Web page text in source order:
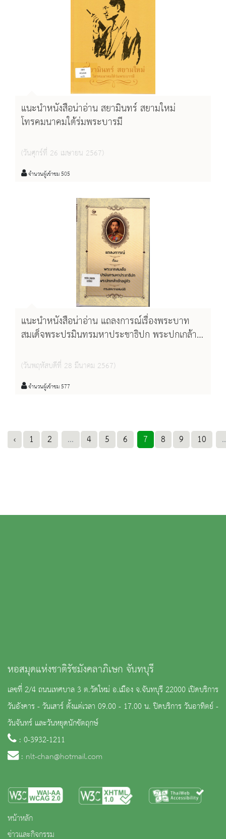
แนะนำหนังสือน่าอ่าน สยามินทร์ สยามใหม่
โทรคมนาคมใต้ร่มพระบารมี
(วันศุกร์ที่ 26 เมษายน 2567)
จำนวนผู้เข้าชม 505
แนะนำหนังสือน่าอ่าน แถลงการณ์เรื่องพระบาท
สมเด็จพระปรมินทรมหาประชาธิปก พระปกเกล้า
(วันพฤหัสบดีที่ 28 มีนาคม 2567)
จำนวนผู้เข้าชม 577
‹ 1 2 ... 4 5 6 7 8 9 10
หอสมุดแห่งชาติรัชมังคลาภิเษก จันทบุรี
เลขที่ 2/4 ถนนเทศบาล 3 ต.วัดใหม่ อ.เมือง จ.จันทบุรี 22000 เปิดบริการ
วันอังคาร - วันเสาร์ ตั้งแต่เวลา 09.00 - 17.00 น. ปิดบริการ วันอาทิตย์ -
วันจันทร์ และวันหยุดนักขัตฤกษ์
: 0-3932-1211
: nlt-chan@hotmail.com
หน้าหลัก
ข่าวและกิจกรรม